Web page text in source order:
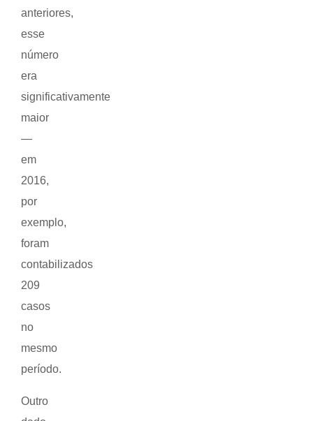
anteriores,
esse
número
era
significativamente
maior
—
em
2016,
por
exemplo,
foram
contabilizados
209
casos
no
mesmo
período.
Outro